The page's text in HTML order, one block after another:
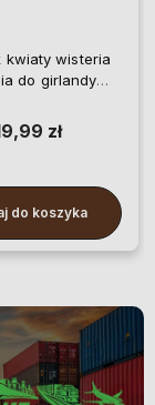
kwiaty wisteria
do girlandy
zł
do koszyka